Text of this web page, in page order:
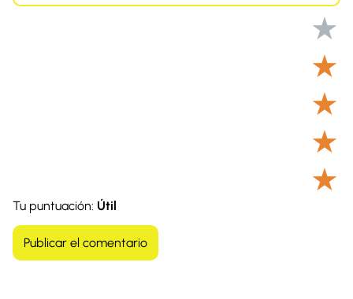
★
★
★
★
★
Tu puntuación: Útil